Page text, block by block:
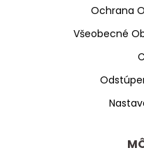
Ochrana
Všeobecné